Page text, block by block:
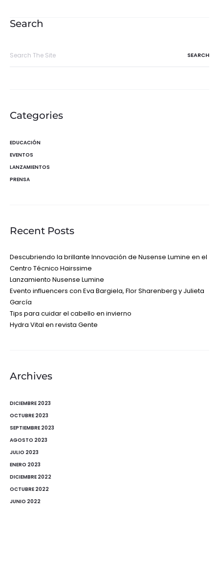
entradas
Search
Categories
EDUCACIÓN
EVENTOS
LANZAMIENTOS
PRENSA
Recent Posts
Descubriendo la brillante Innovación de Nusense Lumine en el
Centro Técnico Hairssime
Lanzamiento Nusense Lumine
Evento influencers con Eva Bargiela, Flor Sharenberg y Julieta
García
Tips para cuidar el cabello en invierno
Hydra Vital en revista Gente
Archives
DICIEMBRE 2023
OCTUBRE 2023
SEPTIEMBRE 2023
AGOSTO 2023
JULIO 2023
ENERO 2023
DICIEMBRE 2022
OCTUBRE 2022
JUNIO 2022